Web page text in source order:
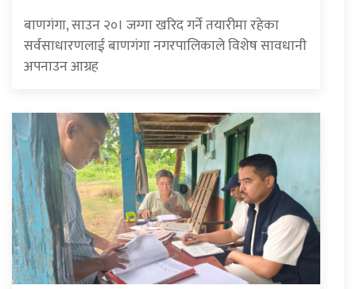
बाणगंगा, साउन २०। जग्गा खरिद गर्ने तयारीमा रहेका
सर्वसाधारणलाई बाणगंगा नगरपालिकाले विशेष सावधानी
अपनाउन आग्रह